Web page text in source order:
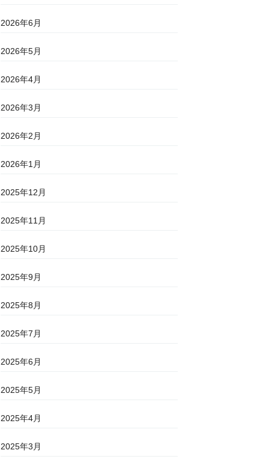
2026年6月
2026年5月
2026年4月
2026年3月
2026年2月
2026年1月
2025年12月
2025年11月
2025年10月
2025年9月
2025年8月
2025年7月
2025年6月
2025年5月
2025年4月
2025年3月